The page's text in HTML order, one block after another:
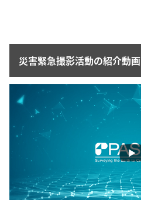
災害緊急撮影活動の紹介動画